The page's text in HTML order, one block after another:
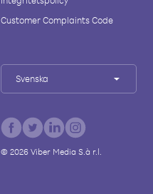
Customer Complaints Code
Svenska
© 2026Viber Media S.à r.l.